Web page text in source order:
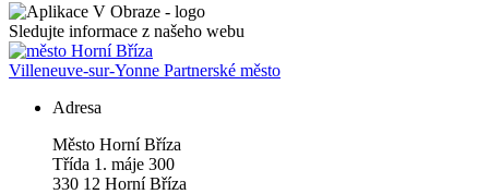
Sledujte informace z našeho webu
Villeneuve-sur-Yonne Partnerské město
Adresa
Město Horní Bříza
Třída 1. máje 300
330 12 Horní Bříza